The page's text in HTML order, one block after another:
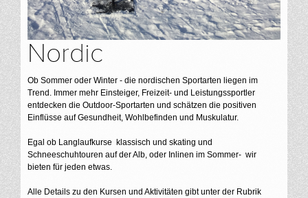
Nordic
Ob Sommer oder Winter - die nordischen Sportarten liegen im
Trend. Immer mehr Einsteiger, Freizeit- und Leistungssportler
entdecken die Outdoor-Sportarten und schätzen die positiven
Einflüsse auf Gesundheit, Wohlbefinden und Muskulatur.
Egal ob Langlaufkurse klassisch und skating und
Schneeschuhtouren auf der Alb, oder Inlinen im Sommer- wir
bieten für jeden etwas.
Alle Details zu den Kursen und Aktivitäten gibt unter der Rubrik